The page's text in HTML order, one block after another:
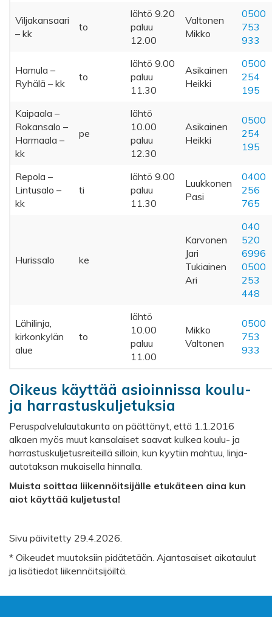
Viljakansaari
– kk
to
lähtö 9.20
paluu
12.00
Valtonen
Mikko
0500
753
933
Hamula –
Ryhälä – kk
to
lähtö 9.00
paluu
11.30
Asikainen
Heikki
0500
254
195
Kaipaala –
Rokansalo –
Harmaala –
kk
pe
lähtö
10.00
paluu
12.30
Asikainen
Heikki
0500
254
195
Repola –
Lintusalo –
kk
ti
lähtö 9.00
paluu
11.30
Luukkonen
Pasi
0400
256
765
Hurissalo ke
Karvonen
Jari
Tukiainen
Ari
040
520
6996
0500
253
448
Lähilinja,
kirkonkylän
alue
to
lähtö
10.00
paluu
11.00
Mikko
Valtonen
0500
753
933
Oikeus käyttää asioinnissa koulu-
ja harrastuskuljetuksia
Peruspalvelulautakunta on päättänyt, että 1.1.2016
alkaen myös muut kansalaiset saavat kulkea koulu- ja
harrastuskuljetusreiteillä silloin, kun kyytiin mahtuu, linja-
autotaksan mukaisella hinnalla.
Muista soittaa liikennöitsijälle etukäteen aina kun
aiot käyttää kuljetusta!
Sivu päivitetty 29.4.2026.
* Oikeudet muutoksiin pidätetään. Ajantasaiset aikataulut
ja lisätiedot liikennöitsijöiltä.